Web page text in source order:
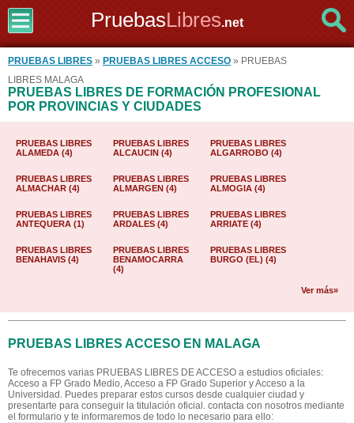
PruebasLibres.net
PRUEBAS LIBRES » PRUEBAS LIBRES ACCESO » PRUEBAS
LIBRES MALAGA
PRUEBAS LIBRES DE FORMACIÓN PROFESIONAL
POR PROVINCIAS Y CIUDADES
PRUEBAS LIBRES
ALAMEDA (4)
PRUEBAS LIBRES
ALCAUCIN (4)
PRUEBAS LIBRES
ALGARROBO (4)
PRUEBAS LIBRES
ALMACHAR (4)
PRUEBAS LIBRES
ALMARGEN (4)
PRUEBAS LIBRES
ALMOGIA (4)
PRUEBAS LIBRES
ANTEQUERA (1)
PRUEBAS LIBRES
ARDALES (4)
PRUEBAS LIBRES
ARRIATE (4)
PRUEBAS LIBRES
BENAHAVIS (4)
PRUEBAS LIBRES
BENAMOCARRA
(4)
PRUEBAS LIBRES
BURGO (EL) (4)
Ver más»
PRUEBAS LIBRES ACCESO EN MALAGA
Te ofrecemos varias PRUEBAS LIBRES DE ACCESO a estudios oficiales:
Acceso a FP Grado Medio, Acceso a FP Grado Superior y Acceso a la
Universidad. Puedes preparar estos cursos desde cualquier ciudad y
presentarte para conseguir la titulación oficial. contacta con nosotros mediante
el formulario y te informaremos de todo lo necesario para ello: